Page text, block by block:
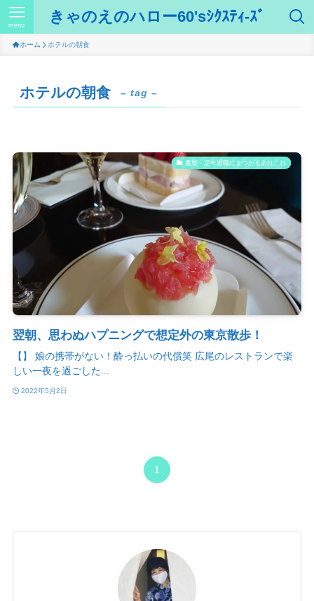
きゃのえのハロー60'sｼｸｽﾃｨ-ｽﾞ
menu
ホーム ホテルの朝食
ホテルの朝食 – tag –
還暦・定年退職にまつわるあれこれ
翌朝、思わぬハプニングで想定外の東京散歩！
【】 娘の携帯がない！酔っ払いの代償笑 広尾のレストランで楽
しい一夜を過ごした...
2022年5月2日
1